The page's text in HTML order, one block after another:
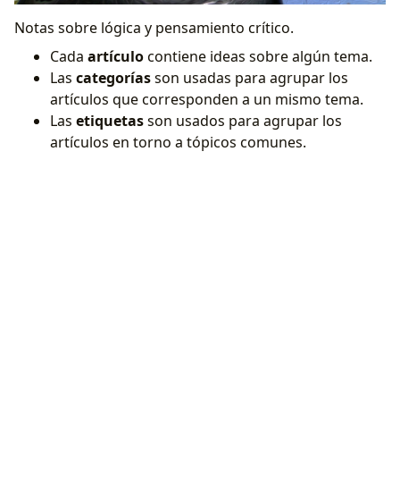
Notas sobre lógica y pensamiento crítico.
Cada artículocontiene ideas sobre algún tema.
Las categoríasson usadas para agrupar los
artículos que corresponden a un mismo tema.
Las etiquetasson usados para agrupar los
artículos en torno a tópicos comunes.